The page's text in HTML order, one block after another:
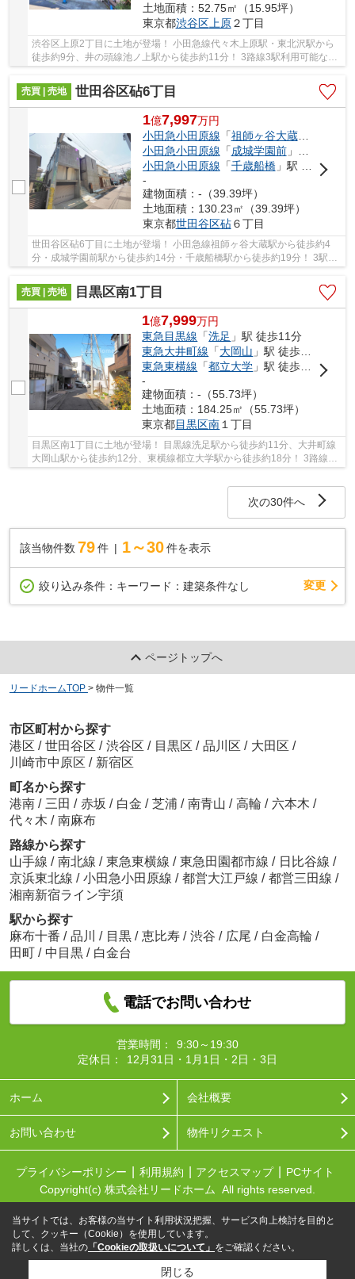
土地面積：52.75㎡（15.95坪）
東京都渋谷区上原２丁目
渋谷区上原2丁目に土地が登場！ 小田急線代々木上原駅・東北沢駅から
徒歩約9分、井の頭線池ノ上駅から徒歩約11分！ 3路線3駅利用可能な大
売買 | 売地
世田谷区砧6丁目
1億7,997万円
小田急小田原線 「祖師ヶ谷大蔵」駅 徒歩4
小田急小田原線 「成城学園前」駅 徒歩14分
小田急小田原線 「千歳船橋」駅 徒歩19分
-
建物面積：-（39.39坪）
土地面積：130.23㎡（39.39坪）
東京都世田谷区砧６丁目
世田谷区砧6丁目に土地が登場！ 小田急線祖師ヶ谷大蔵駅から徒歩約4
分・成城学園前駅から徒歩約14分・千歳船橋駅から徒歩約19分！ 3駅利
用可能な大変便利な立地に位置した物件です。 ...
売買 | 売地
目黒区南1丁目
1億7,999万円
東急目黒線 「洗足 」駅 徒歩11分
東急大井町線 「大岡山 」駅 徒歩12分
東急東横線 「都立大学 」駅 徒歩18分
-
建物面積：-（55.73坪）
土地面積：184.25㎡（55.73坪）
東京都目黒区南 １丁目
目黒区南1丁目に土地が登場！ 目黒線洗足駅から徒歩約11分、大井町線
大岡山駅から徒歩約12分、東横線都立大学駅から徒歩約18分！ 3路線3
駅利用可能な大変便利な立地に位置した物件です...
次の30件へ
該当物件数 79件 1～30 件を表示
絞り込み条件： キーワード：建築条件なし 変更
ページトップへ
リードホームTOP > 物件一覧
市区町村から探す
港区 / 世田谷区 / 渋谷区 / 目黒区 / 品川区 / 大田区 /
川崎市中原区 / 新宿区
町名から探す
港南 / 三田 / 赤坂 / 白金 / 芝浦 / 南青山 / 高輪 / 六本木 /
代々木 / 南麻布
路線から探す
山手線 / 南北線 / 東急東横線 / 東急田園都市線 / 日比谷線 /
京浜東北線 / 小田急小田原線 / 都営大江戸線 / 都営三田線 /
湘南新宿ライン宇須
駅から探す
麻布十番 / 品川 / 目黒 / 恵比寿 / 渋谷 / 広尾 / 白金高輪 /
田町 / 中目黒 / 白金台
電話でお問い合わせ
営業時間：
9:30～19:30
定休日：
12月31日・1月1日・2日・3日
ホーム 会社概要
お問い合わせ 物件リクエスト
プライバシーポリシー 利用規約 アクセスマップ
PCサイト
Copyright(c) 株式会社リードホーム All rights reserved.
当サイトでは、お客様の当サイト利用状況把握、サービス向上検討を目的と
して、クッキー（Cookie）を使用しています。
詳しくは、当社の 「Cookieの取扱いについて」 をご確認ください。
閉じる